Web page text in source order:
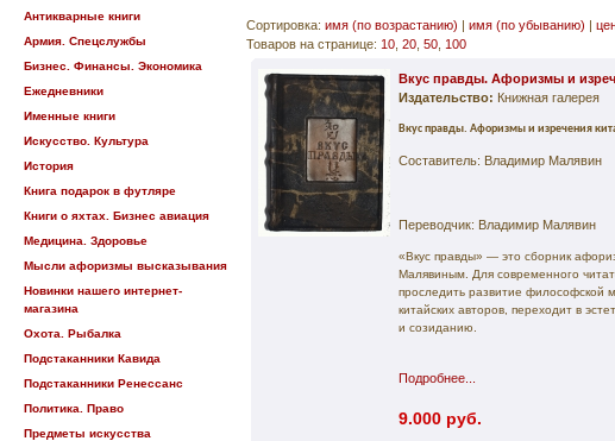
Антикварные книги
Армия. Спецслужбы
Бизнес. Финансы. Экономика
Ежедневники
Именные книги
Искусство. Культура
История
Книга подарок в футляре
Книги о яхтах. Бизнес авиация
Медицина. Здоровье
Мысли афоризмы высказывания
Новинки нашего интернет-
магазина
Охота. Рыбалка
Подстаканники Кавида
Подстаканники Ренессанс
Политика. Право
Предметы искусства
Сортировка: имя (по возрастанию) имя (по убыванию)
Товаров на странице: 10 20 50 100
Вкус правды. Афоризмы и
Издательство: Книжная галерея
Вкус правды. Афоризмы и изречения
Составитель: Владимир Малявин
Переводчик: Владимир Малявин
«Вкус правды» — это сборник
Малявиным. Для современного
проследить развитие философской
китайских авторов, переходит в
и созиданию.
Подробнее...
9.000 руб.